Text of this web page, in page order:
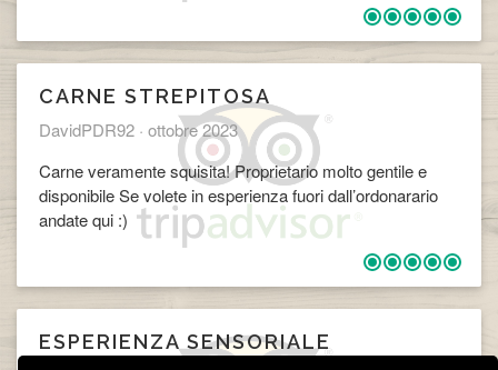
CARNE STREPITOSA
DavidPDR92 · ottobre 2023
Carne veramente squisita! Proprietario molto gentile e
disponibile Se volete in esperienza fuori dall’ordonarario
andate qui :)
ESPERIENZA SENSORIALE